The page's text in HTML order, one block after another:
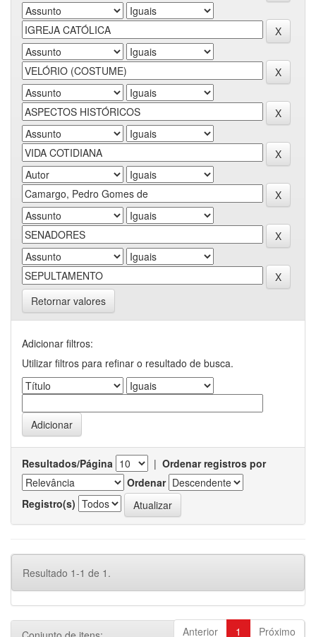
Retornar valores
Adicionar filtros:
Utilizar filtros para refinar o resultado de busca.
Resultados/Página | Ordenar registros por
Ordenar
Registro(s)
Resultado 1-1 de 1.
Anterior 1 Próximo